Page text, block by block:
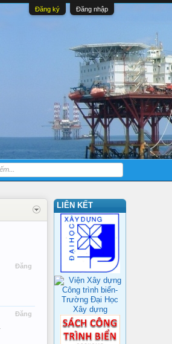
Đăng ký Đăng nhập
Đăng
Đăng
LIÊN KẾT